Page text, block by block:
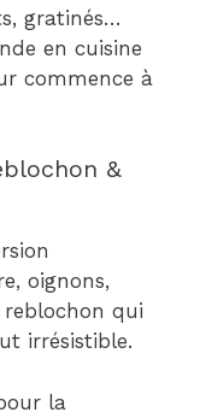
gratinés…
en cuisine
commence à
&
oignons,
qui
irrésistible.
la